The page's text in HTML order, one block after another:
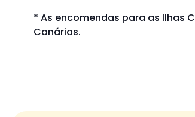
* As encomendas para as Ilhas
Canárias.